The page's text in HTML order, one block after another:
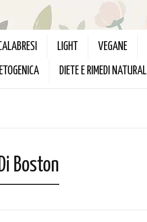
LIGHT VEGANE
DIETE E RIMEDI NATURALI
Boston